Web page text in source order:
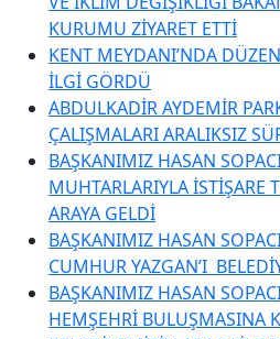
KURUMU ZİYARET ETTİ
KENT MEYDANI’NDA
İLGİ GÖRDÜ
ABDULKADİR AYDEMİR
ÇALIŞMALARI ARALIKSIZ
BAŞKANIMIZ HASAN
MUHTARLARIYLA İSTİŞARE
ARAYA GELDİ
BAŞKANIMIZ HASAN
CUMHUR YAZGAN’I
BAŞKANIMIZ HASAN
HEMŞEHRİ BULUŞMASINA